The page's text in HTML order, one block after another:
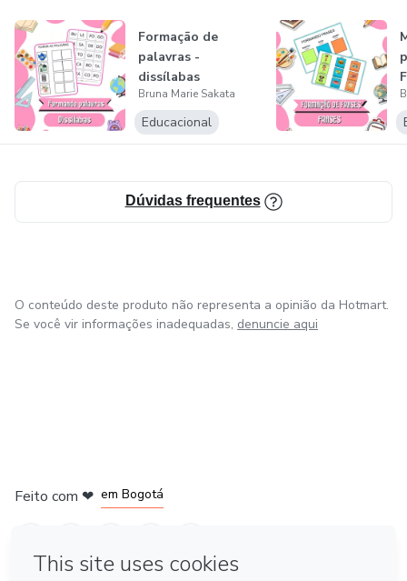
Formação de
palavras -
dissílabas
Bruna Marie Sakata
Educacional
Dúvidas frequentes
O conteúdo deste produto não representa a opinião da Hotmart.
Se você vir informações inadequadas, denuncie aqui
Feito com ❤ em Bogotá